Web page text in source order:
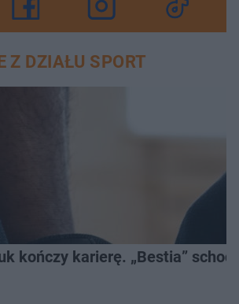
Z DZIAŁU SPORT
kończy karierę. „Bestia”